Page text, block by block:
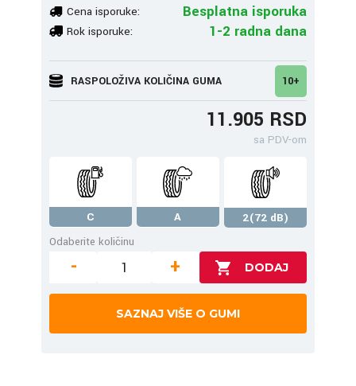
Cena isporuke: Besplatna isporuka
Rok isporuke: 1-2 radna dana
RASPOLOŽIVA KOLIČINA GUMA 10+
11.905 RSD
sa PDV-om
C A
2(72 dB)
Odaberite količinu
- +
SAZNAJ VIŠE O GUMI